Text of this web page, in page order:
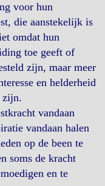
voor hun
die aanstekelijk is
omdat hun
toe geeft of
zijn, maar meer
en helderheid
zijn.
vandaan
vandaan halen
op de been te
soms de kracht
en te